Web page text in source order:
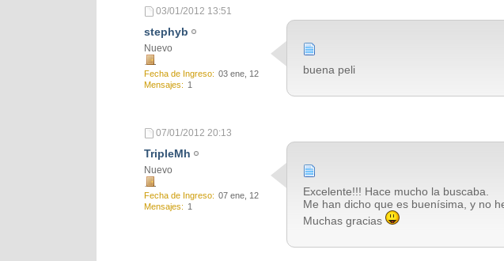
03/01/2012 13:51
stephyb
Nuevo
Fecha de Ingreso
03 ene, 12
Mensajes
1
buena peli
07/01/2012 20:13
TripleMh
Nuevo
Fecha de Ingreso
07 ene, 12
Mensajes
1
Excelente!!! Hace mucho la buscaba.
Me han dicho que es buenísima, y no
Muchas gracias